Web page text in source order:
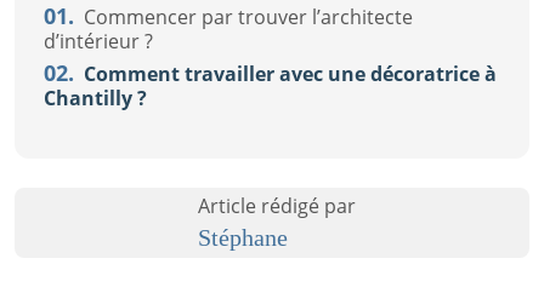
01. Commencer par trouver l’architecte
d’intérieur ?
02. Comment travailler avec une décoratrice à
Chantilly ?
Article rédigé par
Stéphane